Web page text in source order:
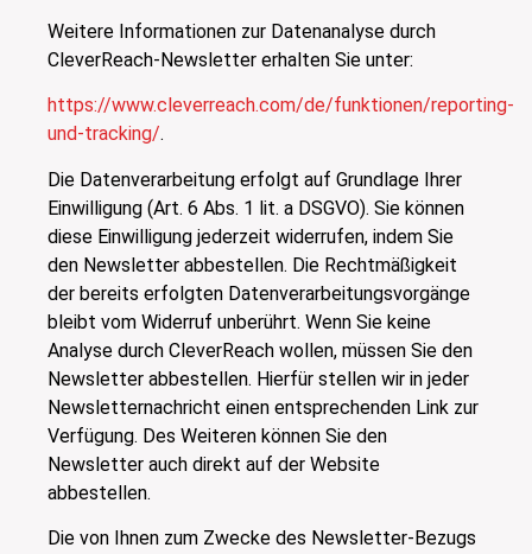
Weitere Informationen zur Datenanalyse durch
CleverReach-Newsletter erhalten Sie unter:
https://www.cleverreach.com/de/funktionen/reporting-
und-tracking/.
Die Datenverarbeitung erfolgt auf Grundlage Ihrer
Einwilligung (Art. 6 Abs. 1 lit. a DSGVO). Sie können
diese Einwilligung jederzeit widerrufen, indem Sie
den Newsletter abbestellen. Die Rechtmäßigkeit
der bereits erfolgten Datenverarbeitungsvorgänge
bleibt vom Widerruf unberührt. Wenn Sie keine
Analyse durch CleverReach wollen, müssen Sie den
Newsletter abbestellen. Hierfür stellen wir in jeder
Newsletternachricht einen entsprechenden Link zur
Verfügung. Des Weiteren können Sie den
Newsletter auch direkt auf der Website
abbestellen.
Die von Ihnen zum Zwecke des Newsletter-Bezugs